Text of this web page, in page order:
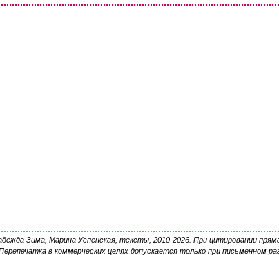
Зима, Марина Успенская, тексты, 2010-2026. При цитировании
в коммерческих целях допускается только при письменном